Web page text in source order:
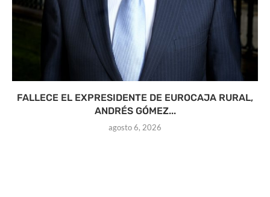
FALLECE EL EXPRESIDENTE DE EUROCAJA RURAL,
ANDRÉS GÓMEZ...
agosto 6, 2026